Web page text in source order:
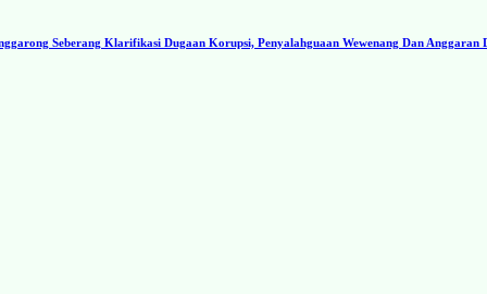
Seberang Klarifikasi Dugaan Korupsi, Penyalahguaan Wewenang Dan Anggaran